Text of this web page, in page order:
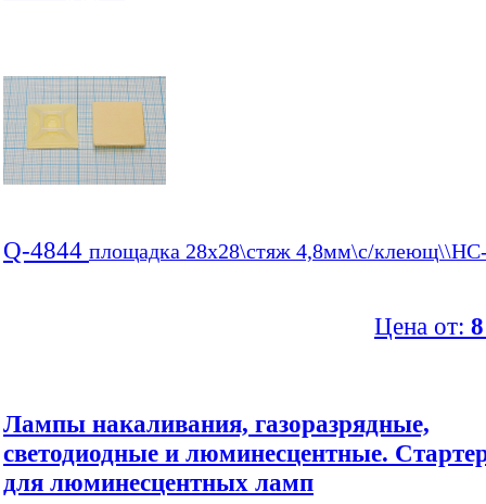
Q-4844 площадка 28x28\стяж 4,8мм\с/
Цена от:
Лампы накаливания, газоразрядные,
светодиодные и люминесцентные.
для люминесцентных ламп